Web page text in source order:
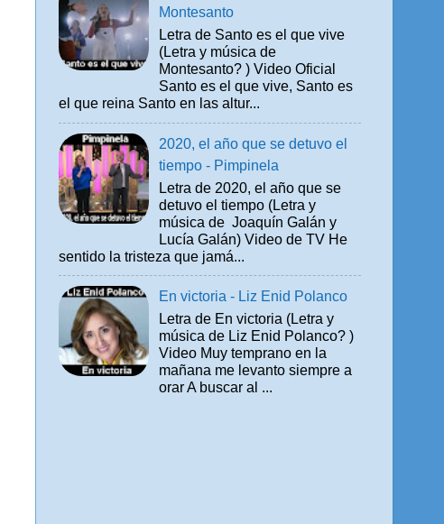
Montesanto
Letra de Santo es el que vive
(Letra y música de
Montesanto? ) Video Oficial
Santo es el que vive, Santo es
el que reina Santo en las altur...
2020, el año que se detuvo el
tiempo - Pimpinela
Letra de 2020, el año que se
detuvo el tiempo (Letra y
música de Joaquín Galán y
Lucía Galán) Video de TV He
sentido la tristeza que jamá...
En victoria - Liz Enid Polanco
Letra de En victoria (Letra y
música de Liz Enid Polanco? )
Video Muy temprano en la
mañana me levanto siempre a
orar A buscar al ...